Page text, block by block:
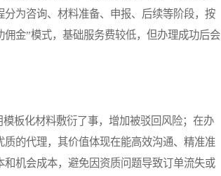
为咨询、材料准备、申报、后续等阶段，按
金”模式，基础服务费较低，但办理成功后会
板化材料敷衍了事，增加被驳回风险；在办
的代理，其价值体现在能高效沟通、精准准
机会成本，避免因资质问题导致订单流失或